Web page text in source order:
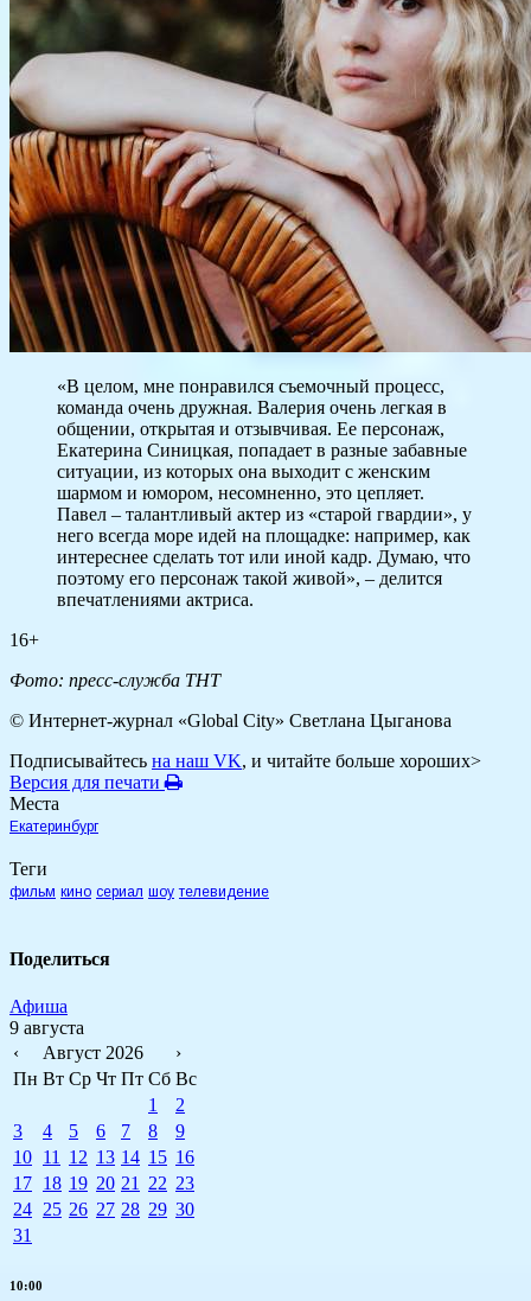
«В целом, мне понравился съемочный процесс,
команда очень дружная. Валерия очень легкая в
общении, открытая и отзывчивая. Ее персонаж,
Екатерина Синицкая, попадает в разные забавные
ситуации, из которых она выходит с женским
шармом и юмором, несомненно, это цепляет.
Павел – талантливый актер из «старой гвардии», у
него всегда море идей на площадке: например, как
интереснее сделать тот или иной кадр. Думаю, что
поэтому его персонаж такой живой», – делится
впечатлениями актриса.
16+
Фото: пресс-служба ТНТ
© Интернет-журнал «Global City» Светлана Цыганова
Подписывайтесь на наш VK, и читайте больше хороших>
Версия для печати
Места
Екатеринбург
Теги
фильм кино сериал шоу телевидение
Поделиться
Афиша
9 августа
‹
Август 2026
›
Пн Вт Ср Чт Пт Сб Вс
1
2
3
4 5 6 7 8
9
10 11 12 13 14 15 16
17 18 19 20 21 22 23
24 25 26 27 28 29 30
31
10:00